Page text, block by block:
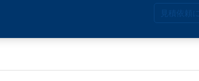
部品・耐摩耗ライナーなど、
半導体関連設備、電子材料加
見積依頼